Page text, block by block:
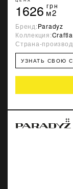
1626 грн
м2
Бренд:Paradyz
Коллекция:
Страна-
УЗНАТЬ СВОЮ